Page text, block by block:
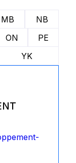
MB
NB
ON
PE
YK